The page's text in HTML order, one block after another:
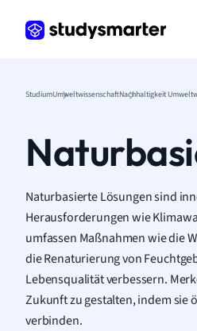
StudiumUmweltwissenschaftNachhaltigkeit
Naturbasierte Lösungen sind
Herausforderungen wie
umfassen Maßnahmen wie die
die Renaturierung von
Lebensqualität verbessern.
Zukunft zu gestalten, indem sie
verbinden.